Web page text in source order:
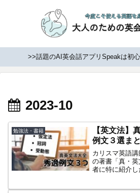
>>話題のAI英会話アプリSpeakは初
2023-10
勉強法・書籍
【英文法】
例文３選ま
カリスマ英語
の著書「真・
者に特に紹介し
ぜひ参考にし